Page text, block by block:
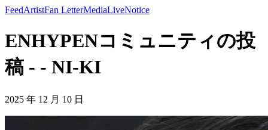
FeedArtistFan LetterMediaLiveNotice
ENHYPENコミュニティの投
稿 - - NI-KI
2025 年 12 月 10 日